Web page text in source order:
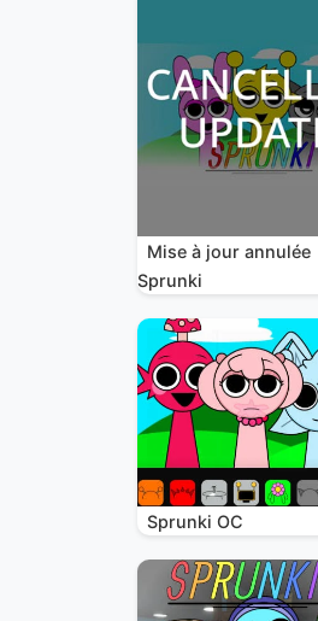
Mise à jour annulée
Sprunki
Sprunki OC